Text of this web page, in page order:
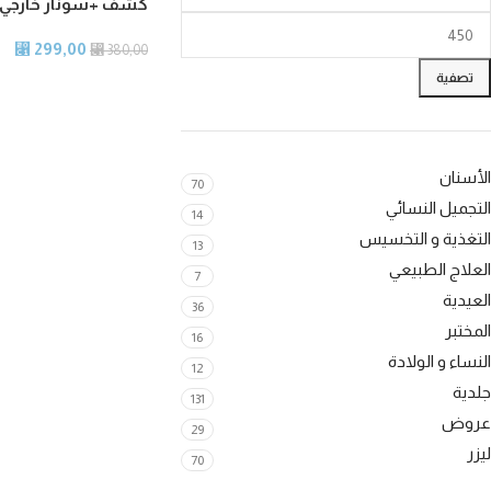
تصفية
الأسنان 70
التجميل النسائي 14
التغذية و التخسيس 13
العلاج الطبيعي 7
العيدية 36
المختبر 16
النساء و الولادة 12
جلدية 131
عروض 29
ليزر 70
⃁380,00
⃁ 299,00
يوتيوب
واتساب
سناب شات